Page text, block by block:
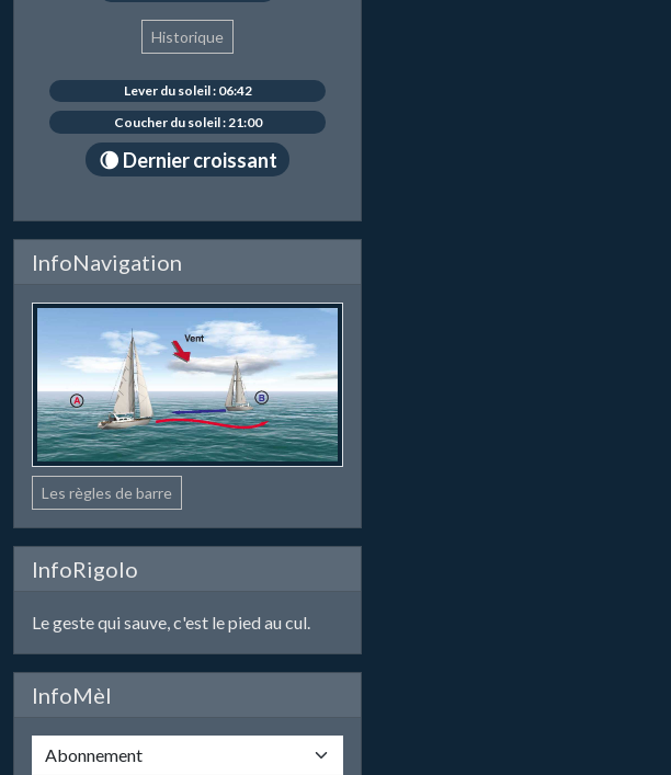
Historique
Lever du soleil : 06:42
Coucher du soleil : 21:00
🌘 Dernier croissant
InfoNavigation
Les règles de barre
InfoRigolo
Le geste qui sauve, c'est le pied au cul.
InfoMèl